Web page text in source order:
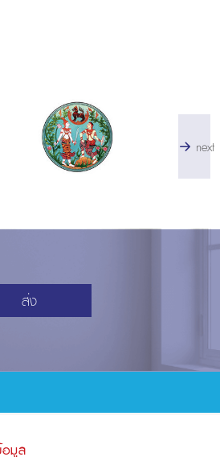
next
ส่ง
มูล